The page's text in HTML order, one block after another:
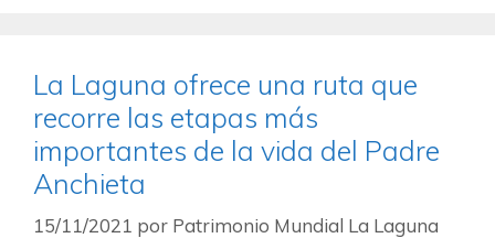
La Laguna ofrece una ruta que
recorre las etapas más
importantes de la vida del Padre
Anchieta
15/11/2021 por Patrimonio Mundial La Laguna